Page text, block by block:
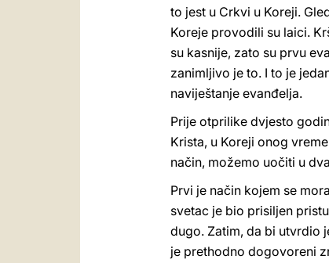
to jest u Crkvi u Koreji.
Koreje provodili su laici.
su kasnije, zato su prvu
zanimljivo je to. I to je
naviještanje evanđelja.
Prije otprilike dvjesto
Krista, u Koreji onog
način, možemo uočiti u
Prvi je način kojem se
svetac je bio prisiljen
dugo. Zatim, da bi utvrdio
je prethodno dogovoreni